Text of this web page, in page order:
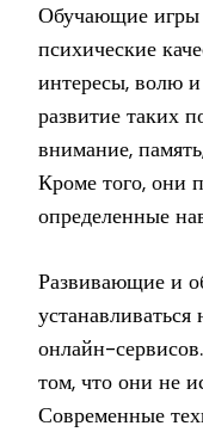
Обучающие игры
психические
интересы, волю
развитие таких
внимание,
Кроме того, они
определенные
Развивающие и
онлайн-
том, что они не
Современные